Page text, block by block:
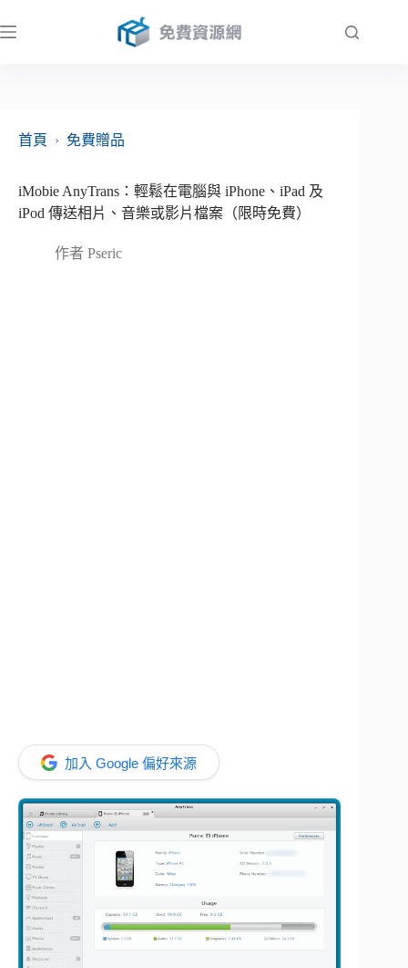
至
首頁
› 免費贈品
iMobie AnyTrans：輕鬆在電腦與 iPhone、iPad 及
iPod 傳送相片、音樂或影片檔案（限時免費）
作者 Pseric
加入 Google 偏好來源